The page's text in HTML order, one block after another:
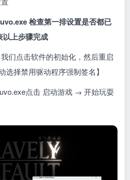
检查第一排设置是否都已
以上步骤完成
们点击软件的初始化，然后重启
选择禁用驱动程序强制签名】
点击 启动游戏 → 开始玩耍